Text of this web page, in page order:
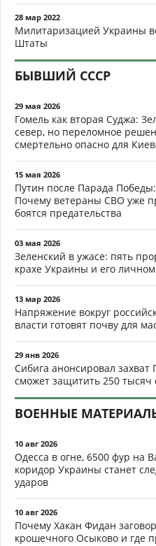
28 мар 2022
Милитаризацией Украины
Штаты
БЫВШИЙ СССР
29 мая 2026
Гомель как вторая Суджа:
север, но переломное
смертельно опасно для
15 мая 2026
Путин после Парада
Почему ветераны СВО уже
боятся предательства
03 мая 2026
Зеленский в ужасе: пять
крахе Украины и его
13 мар 2026
Напряжение вокруг
власти готовят почву для
29 янв 2026
Сибига анонсировал захват
сможет защитить 250 тысяч
ВОЕННЫЕ
10 авг 2026
Одесса в огне, 6500 фур на
коридор Украины станет
ударов
10 авг 2026
Почему Хакан Фидан
крошечного Осыково и где